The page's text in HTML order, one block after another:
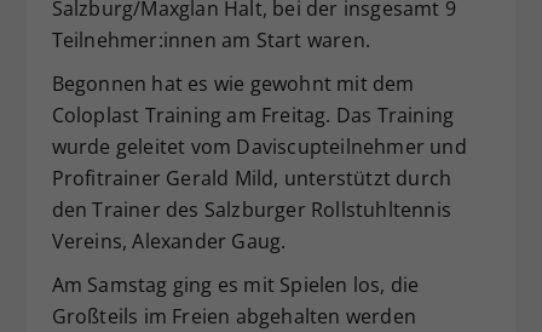
Salzburg/Maxglan Halt, bei der insgesamt 9
Teilnehmer:innen am Start waren.
Begonnen hat es wie gewohnt mit dem
Coloplast Training am Freitag. Das Training
wurde geleitet vom Daviscupteilnehmer und
Profitrainer Gerald Mild, unterstützt durch
den Trainer des Salzburger Rollstuhltennis
Vereins, Alexander Gaug.
Am Samstag ging es mit Spielen los, die
Großteils im Freien abgehalten werden
Zweck
Dieser Wert speichert Ihre Consent-
zufällig generierte ID, für die
historische Speicherung Ihrer
vorgenommen Einstellungen, falls der
Webseiten-Betreiber dies eingestellt
hat.